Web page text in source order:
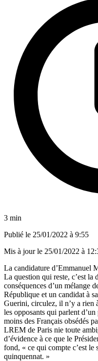
3 min
Publié le 25/01/2022 à 9:55
Mis à jour le 25/01/2022 à
La candidature d’Emmanuel
La question qui reste, c’est la
conséquences d’un mélange
République et un candidat à
Guerini, circulez, il n’y a rien
les opposants qui parlent
moins des Français obsédés
LREM de Paris nie toute
d’évidence à ce que le
fond, « ce qui compte c’est le
quinquennat. »